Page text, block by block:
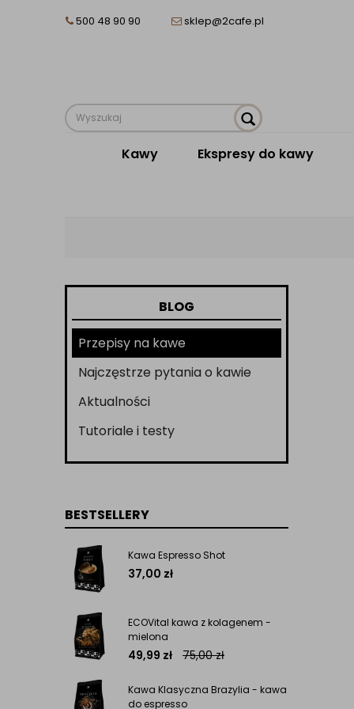
500 48 90 90 sklep@2cafe.pl
Kawy Ekspresy do kawy
BLOG
Przepisy na kawe
Najczęstrze pytania o kawie
Aktualności
Tutoriale i testy
BESTSELLERY
Kawa Espresso Shot
37,00 zł
ECOVital kawa z kolagenem -
mielona
49,99 zł 75,00zł
Kawa Klasyczna Brazylia - kawa
do espresso